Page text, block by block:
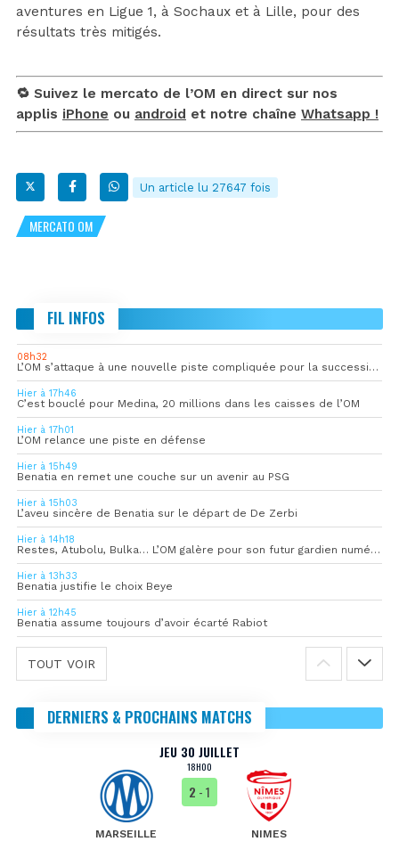
aventures en Ligue 1, à Sochaux et à Lille, pour des
résultats très mitigés.
🔁 Suivez le mercato de l’OM en direct sur nos
applis iPhone ou android et notre chaîne Whatsapp !
Un article lu 27647 fois
MERCATO OM
FIL INFOS
08h32
L’OM s’attaque à une nouvelle piste compliquée pour la succession de Rulli
Hier à 17h46
C’est bouclé pour Medina, 20 millions dans les caisses de l’OM
Hier à 17h01
L’OM relance une piste en défense
Hier à 15h49
Benatia en remet une couche sur un avenir au PSG
Hier à 15h03
L’aveu sincère de Benatia sur le départ de De Zerbi
Hier à 14h18
Restes, Atubolu, Bulka… L’OM galère pour son futur gardien numéro 1
Hier à 13h33
Benatia justifie le choix Beye
Hier à 12h45
Benatia assume toujours d’avoir écarté Rabiot
TOUT VOIR
DERNIERS & PROCHAINS MATCHS
JEU 30 JUILLET
18H00
MARSEILLE
2 - 1
NIMES